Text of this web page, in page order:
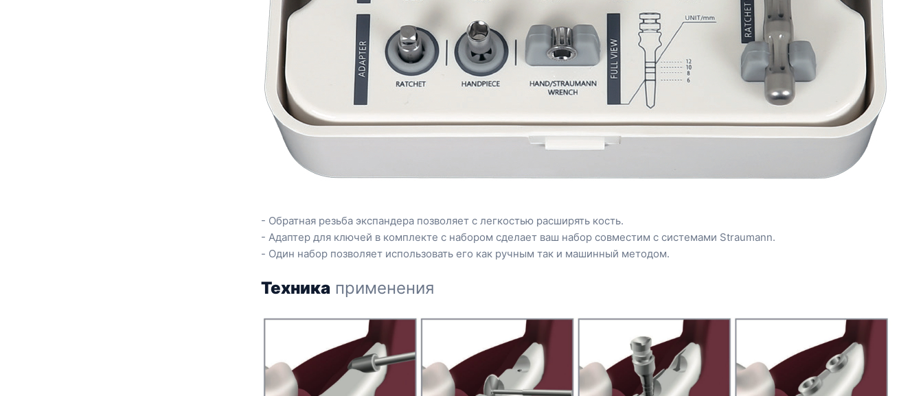
- Обратная резьба экспандера позволяет с легкостью расширять кость.
- Адаптер для ключей в комплекте с набором сделает ваш набор совместим с системами Straumann.
- Один набор позволяет использовать его как ручным так и машинный методом.
Техника применения